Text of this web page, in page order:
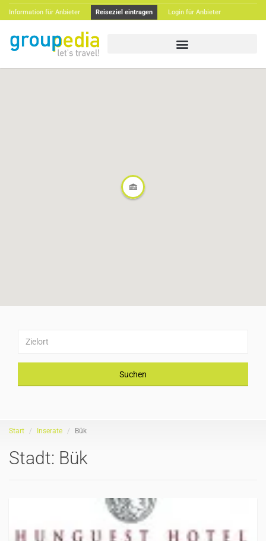
Information für Anbieter Reiseziel eintragen Login für Anbieter
Suchen
Start Inserate Bük
Stadt: Bük